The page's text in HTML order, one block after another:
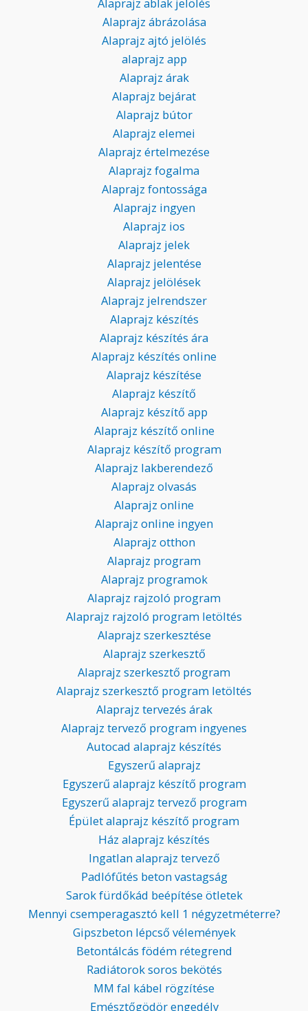
Alaprajz ablak jelölés
Alaprajz ábrázolása
Alaprajz ajtó jelölés
alaprajz app
Alaprajz árak
Alaprajz bejárat
Alaprajz bútor
Alaprajz elemei
Alaprajz értelmezése
Alaprajz fogalma
Alaprajz fontossága
Alaprajz ingyen
Alaprajz ios
Alaprajz jelek
Alaprajz jelentése
Alaprajz jelölések
Alaprajz jelrendszer
Alaprajz készítés
Alaprajz készítés ára
Alaprajz készítés online
Alaprajz készítése
Alaprajz készítő
Alaprajz készítő app
Alaprajz készítő online
Alaprajz készítő program
Alaprajz lakberendező
Alaprajz olvasás
Alaprajz online
Alaprajz online ingyen
Alaprajz otthon
Alaprajz program
Alaprajz programok
Alaprajz rajzoló program
Alaprajz rajzoló program letöltés
Alaprajz szerkesztése
Alaprajz szerkesztő
Alaprajz szerkesztő program
Alaprajz szerkesztő program letöltés
Alaprajz tervezés árak
Alaprajz tervező program ingyenes
Autocad alaprajz készítés
Egyszerű alaprajz
Egyszerű alaprajz készítő program
Egyszerű alaprajz tervező program
Épület alaprajz készítő program
Ház alaprajz készítés
Ingatlan alaprajz tervező
Padlófűtés beton vastagság
Sarok fürdőkád beépítése ötletek
Mennyi csemperagasztó kell 1 négyzetméterre?
Gipszbeton lépcső vélemények
Betontálcás födém rétegrend
Radiátorok soros bekötés
MM fal kábel rögzítése
Emésztőgödör engedély